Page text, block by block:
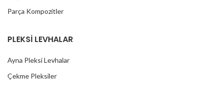
Parça Kompozitler
PLEKSİ LEVHALAR
Ayna Pleksi Levhalar
Çekme Pleksiler